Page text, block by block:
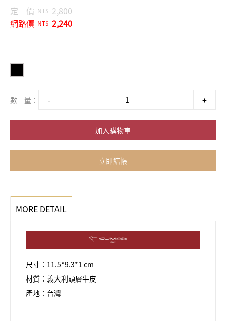
定 價 NT$ 2,800
網路價 NT$ 2,240
數 量：
加入購物車
立即結帳
MORE DETAIL
尺寸：11.5*9.3*1 cm
材質：義大利頭層牛皮
產地：台灣